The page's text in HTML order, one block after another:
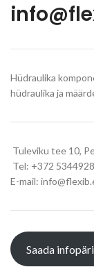
Hüdraulika
hüdraulika ja
Tuleviku tee 10,
Tel: +372
E-mail:
Saada